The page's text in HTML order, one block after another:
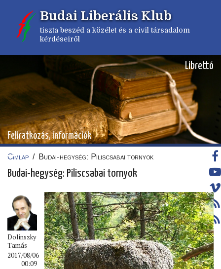
tartalomra
Budai Liberális Klub
tiszta beszéd a közélet és a civil társadalom
kérdéseiről
Librettó
Feliratkozás, információk
Címlap / Budai-hegység: Piliscsabai tornyok
Budai-hegység: Piliscsabai tornyok
Dolinszky
Tamás
2017/08/06
00:09